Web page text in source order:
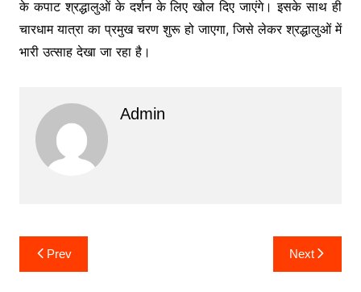
के कपाट श्रद्धालुओं के दर्शन के लिए खोल दिए जाएंगे। इसके साथ ही
चारधाम यात्रा का प्रमुख चरण शुरू हो जाएगा, जिसे लेकर श्रद्धालुओं में
भारी उत्साह देखा जा रहा है।
Admin
Post
navigation
Prev Next